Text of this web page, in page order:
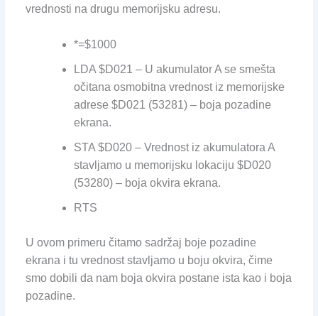
vrednosti na drugu memorijsku adresu.
*=$1000
LDA $D021 – U akumulator A se smešta
očitana osmobitna vrednost iz memorijske
adrese $D021 (53281) – boja pozadine
ekrana.
STA $D020 – Vrednost iz akumulatora A
stavljamo u memorijsku lokaciju $D020
(53280) – boja okvira ekrana.
RTS
U ovom primeru čitamo sadržaj boje pozadine
ekrana i tu vrednost stavljamo u boju okvira, čime
smo dobili da nam boja okvira postane ista kao i boja
pozadine.